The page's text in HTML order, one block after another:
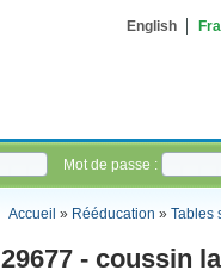
English
Mot de passe :
Accueil » Rééducation » Tables
29677 - coussin